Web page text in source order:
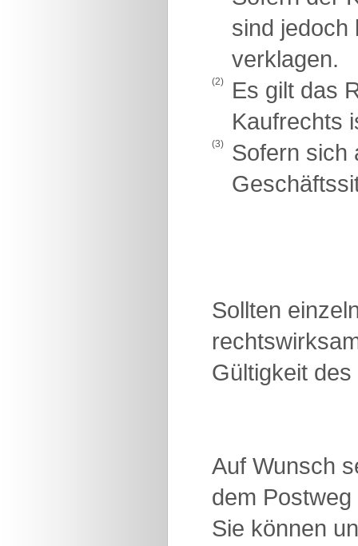
sind jedoch
verklagen.
(2)
Es gilt das
Kaufrechts
(3)
Sofern sich
Sollten
Gültigkeit
Auf Wunsch
dem Postweg
Sie können